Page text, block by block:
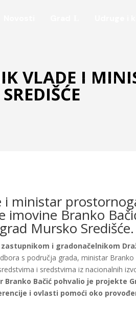
VLADE I
i ministar
imovine Branko
Mursko Središće.
i gradonačelnikom
s područja grada, ministar
i sredstvima iz nacionalnih
Branko Bačić pohvalio je projekte
i ovlasti pomoći oko